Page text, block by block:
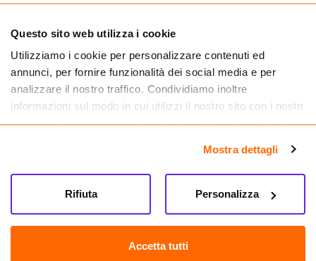
Questo sito web utilizza i cookie
Utilizziamo i cookie per personalizzare contenuti ed
annunci, per fornire funzionalità dei social media e per
analizzare il nostro traffico. Condividiamo inoltre
informazioni sul modo in cui utilizzi il nostro sito con i nostri
partner che si occupano di analisi dei dati web, pubblicità e
informazioni che hai fornito loro o che hanno raccolto dal
tuo utilizzo dei loro servizi.
Mostra dettagli
Accetta tutti
Personalizza
Rifiuta
Farma.it S.a.s. P. IVA 07417261216 REA: NA-884088
CREDITS
Sede legale Via delle Repubbliche Marinare 128, 80147 Napoli